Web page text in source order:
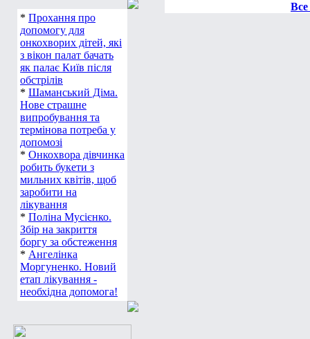
* Прохання про
допомогу для
онкохворих дітей, які
з вікон палат бачать
як палає Київ після
обстрілів
* Шаманський Діма.
Нове страшне
випробування та
термінова потреба у
допомозі
* Онкохвора дівчинка
робить букети з
мильних квітів, щоб
заробити на
лікування
* Поліна Мусієнко.
Збір на закриття
боргу за обстеження
* Ангелінка
Моргуненко. Новий
етап лікування -
необхідна допомога!
Все